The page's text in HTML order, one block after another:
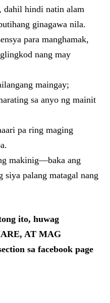
dahil hindi natin alam
ginagawa nila.
para manghamak,
nang may
maingay;
sa anyo ng mainit
pa ring maging
makinig—baka ang
siya palang matagal nang
ito, huwag
AT MAG
sa facebook page